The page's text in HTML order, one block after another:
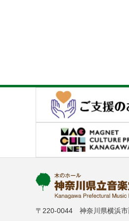
〒220-0044 神奈川県横浜市